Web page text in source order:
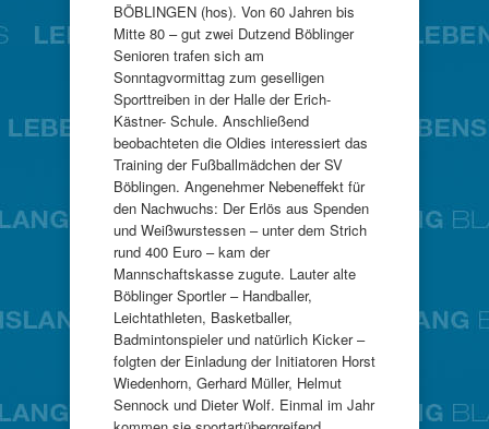
BÖBLINGEN (hos). Von 60 Jahren bis
Mitte 80 – gut zwei Dutzend Böblinger
Senioren trafen sich am
Sonntagvormittag zum geselligen
Sporttreiben in der Halle der Erich-
Kästner- Schule. Anschließend
beobachteten die Oldies interessiert das
Training der Fußballmädchen der SV
Böblingen. Angenehmer Nebeneffekt für
den Nachwuchs: Der Erlös aus Spenden
und Weißwurstessen – unter dem Strich
rund 400 Euro – kam der
Mannschaftskasse zugute. Lauter alte
Böblinger Sportler – Handballer,
Leichtathleten, Basketballer,
Badmintonspieler und natürlich Kicker –
folgten der Einladung der Initiatoren Horst
Wiedenhorn, Gerhard Müller, Helmut
Sennock und Dieter Wolf. Einmal im Jahr